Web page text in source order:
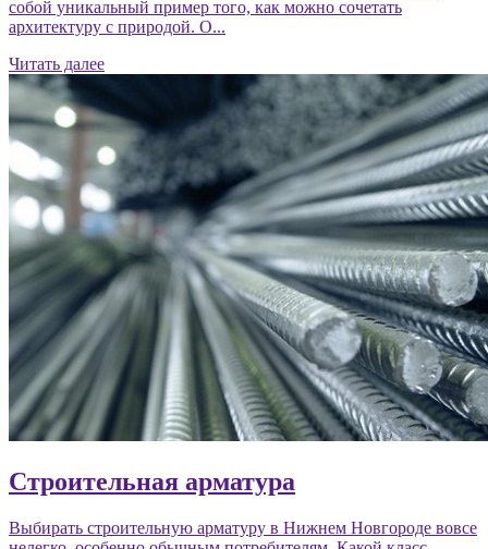
собой уникальный пример того, как можно сочетать
архитектуру с природой. О...
Читать далее
Строительная арматура
Выбирать строительную арматуру в Нижнем Новгороде вовсе